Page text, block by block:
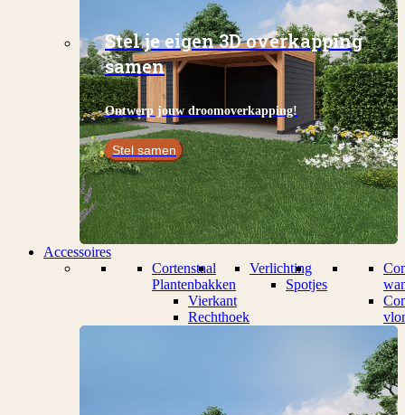
Stel je eigen 3D overkapping
samen
Ontwerp jouw droomoverkapping!
Stel samen
Accessoires
Cortenstaal
Plantenbakken
Vierkant
Rechthoek
Verlichting
Spotjes